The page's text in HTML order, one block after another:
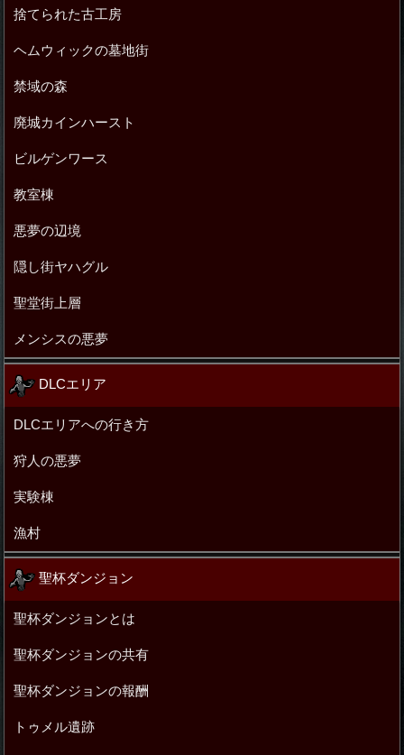
捨てられた古工房
ヘムウィックの墓地街
禁域の森
廃城カインハースト
ビルゲンワース
教室棟
悪夢の辺境
隠し街ヤハグル
聖堂街上層
メンシスの悪夢
DLCエリア
DLCエリアへの行き方
狩人の悪夢
実験棟
漁村
聖杯ダンジョン
聖杯ダンジョンとは
聖杯ダンジョンの共有
聖杯ダンジョンの報酬
トゥメル遺跡